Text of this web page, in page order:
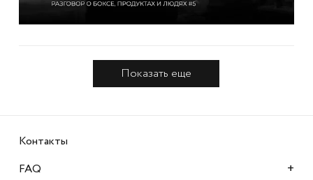
Показать еще
Контакты
FAQ
+